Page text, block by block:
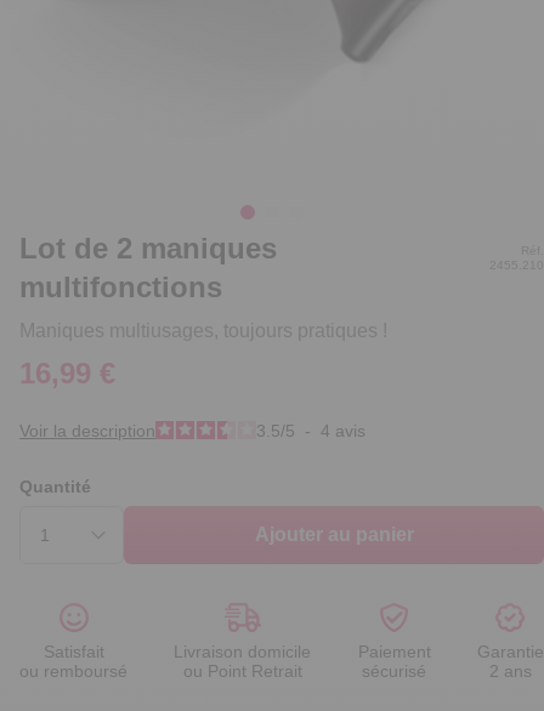
Lot de 2 maniques
multifonctions
Maniques multiusages, toujours pratiques !
Réf.
16,99 €
Voir la description 3.5/5 - 4 avis
Quantité
Ajouter au panier
Satisfait
ou remboursé
Livraison domicile
ou Point Retrait
Paiement
sécurisé
Garantie
2 ans